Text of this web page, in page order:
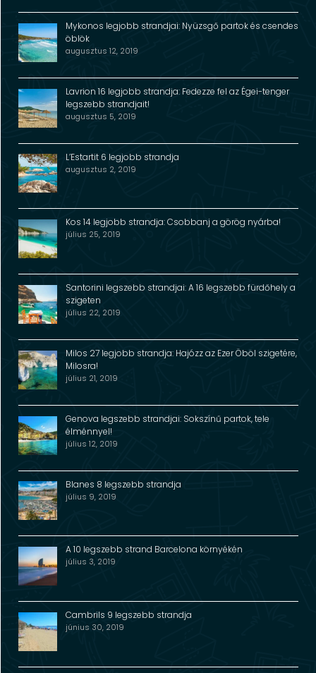
Mykonos legjobb strandjai: Nyüzsgő partok és csendes
öblök
augusztus 12, 2019
Lavrion 16 legjobb strandja: Fedezze fel az Égei-tenger
legszebb strandjait!
augusztus 5, 2019
L’Estartit 6 legjobb strandja
augusztus 2, 2019
Kos 14 legjobb strandja: Csobbanj a görög nyárba!
július 25, 2019
Santorini legszebb strandjai: A 16 legszebb fürdőhely a
szigeten
július 22, 2019
Milos 27 legjobb strandja: Hajózz az Ezer Öböl szigetére,
Milosra!
július 21, 2019
Genova legszebb strandjai: Sokszínű partok, tele
élménnyel!
július 12, 2019
Blanes 8 legszebb strandja
július 9, 2019
A 10 legszebb strand Barcelona környékén
július 3, 2019
Cambrils 9 legszebb strandja
június 30, 2019